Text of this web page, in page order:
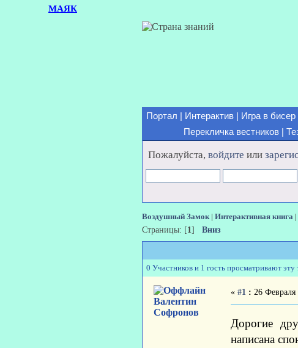
МАЯК
Портал Интерактив| Игра в бисер|
Перекличка вестников
Пожалуйста, войдите или
Воздушный Замок| Интерактивная книга
Страницы: [1] Вниз
0 Участников и 1 гость просматривают эту
Валентин
Софронов
« #1 : 26
Дорогие
написана